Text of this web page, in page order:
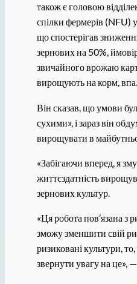
також є головою
спілки фермерів (NFU)
що спостерігав
зернових на 50%,
звичайного врожаю
вирощують на корм,
Він сказав, що умови
сухими», і зараз він
вирощувати в
«Забігаючи вперед, я
життєздатність
зернових культур.
«Ця робота пов’язана з
зможу зменшити свій
ризиковані культури,
звернути увагу на це», —